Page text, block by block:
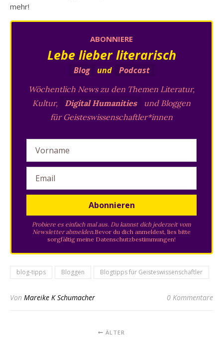
mehr!
ABONNIERE
Lebe lieber literarisch
Blog und Podcast
Wöchentlich News zu den Themen Literatur,
Kultur,
Digital Humanities
und Bloggen
für Geisteswissenschaftler*innen
Probiere es einfach mal aus. Du kannst dich jederzeit vom
Newsletter abmelden.Bevor du dich anmeldest, lies bitte
sorgfältig meine Datenschutzbestimmungen!
blog-tipps Bloggen Blogtipps für Geisteswissenschaftler
Von Mareike K Schumacher 0 Kommentare
ÄLTER